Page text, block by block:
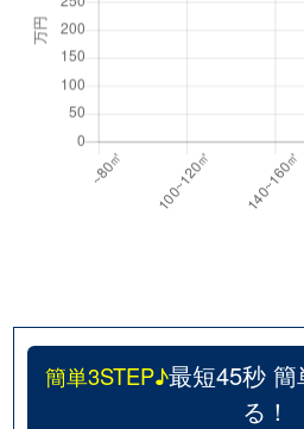
簡単3STEP♪最短45秒
る！